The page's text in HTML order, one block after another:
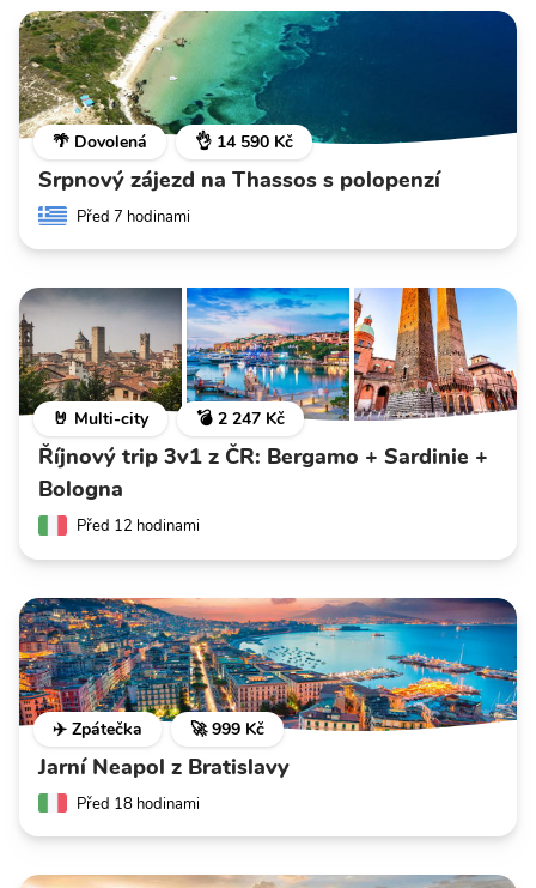
🌴 Dovolená 👌 14 590 Kč
Srpnový zájezd na Thassos s polopenzí
Před 7 hodinami
🤘 Multi-city 💣 2 247 Kč
Říjnový trip 3v1 z ČR: Bergamo + Sardinie +
Bologna
Před 12 hodinami
✈️ Zpátečka 🚀 999 Kč
Jarní Neapol z Bratislavy
Před 18 hodinami